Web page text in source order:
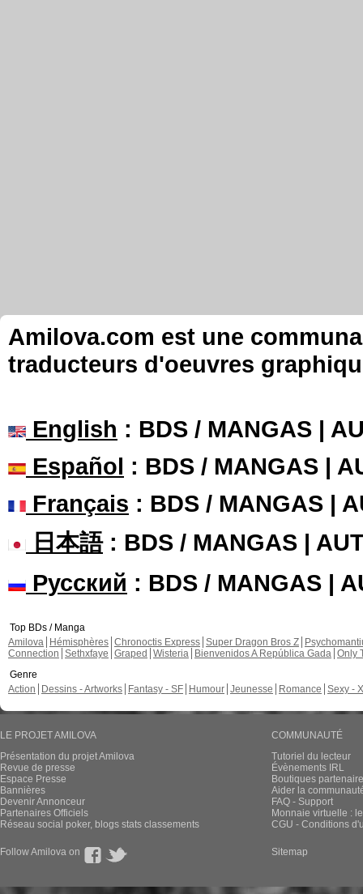
Amilova.com est une
traducteurs d'oeuvres
English : BDS / MANGAS |
Español : BDS / MANGAS |
Français : BDS / MANGAS |
日本語: BDS / MANGAS |
Русский : BDS / MANGAS |
Top BDs / Manga
Amilova
Hémisphères Chronoctis Express Super Dragon Bros Z
Connection Sethxfaye Graped Wisteria Bienvenidos A República Gada Only
Genre
Action
Dessins - Artworks Fantasy - SF Humour Jeunesse Romance Sexy -
LE PROJET AMILOVA
Présentation du projet Amilova
Revue de presse
Espace Presse
Bannières
Devenir Annonceur
Partenaires Officiels
Réseau social poker, blogs stats classements
COMMUNAUTÉ
Tutoriel du lecteur
Évènements IRL
Boutiques
Aider la
FAQ - Support
Monnaie virtuelle :
CGU - Conditions
Follow Amilova on Sitemap